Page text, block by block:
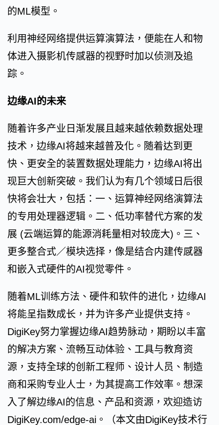
的ML模型。
利用神经网络提供运算演算法，便能在人和物
体进入摄影机传感器的视野时加以侦测及追
踪。
边缘AI的未来
随着许多产业日渐发展且越来越依赖数据处理
技术，边缘AI将越来越普及化。随着达到更
快、更安全的装置数据处理能力，边缘AI将出
现巨大创新突破。我们认为有几个领域日后很
快将会壮大，包括：一、运算神经网络演算法
的专用处理器逻辑。二、低功率替代方案的发
展 (云端运算的能源消耗量相对较庞大)。三、
更多整合式／模块选择，像是结合内建传感器
和嵌入式硬件的AI视觉零件。
随着ML训练方法、硬件和软件的进化，边缘AI
将能呈指数成长，并为许多产业提供支持。
DigiKey努力掌握边缘AI趋势脉动，期盼以丰富
的解决方案、流畅互动体验、工具与教育资
源，支持全球的创新工程师、设计人员、制造
商和采购专业人士，为其提高工作效率。想深
入了解边缘AI的信息、产品和资源，欢迎造访
DigiKey.com/edge-ai。（本文由DigiKey技术行